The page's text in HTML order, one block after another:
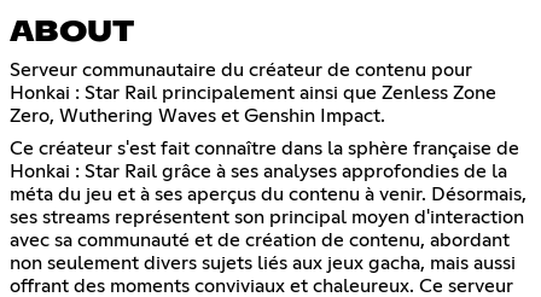
ABOUT
Serveur communautaire du créateur de contenu pour
Honkai : Star Rail principalement ainsi que Zenless Zone
Zero, Wuthering Waves et Genshin Impact.
Ce créateur s'est fait connaître dans la sphère française de
Honkai : Star Rail grâce à ses analyses approfondies de la
méta du jeu et à ses aperçus du contenu à venir. Désormais,
ses streams représentent son principal moyen d'interaction
avec sa communauté et de création de contenu, abordant
non seulement divers sujets liés aux jeux gacha, mais aussi
offrant des moments conviviaux et chaleureux. Ce serveur